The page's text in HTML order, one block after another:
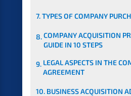
7.TYPES OF COMPA­NY
8.COMPA­NY ACQUI­SI­TI­ON
GUIDE IN 10 STEPS
9. LEGAL ASPECTS IN THE
AGREEMENT
10. BUSINESS ACQUI­SI­TI­ON